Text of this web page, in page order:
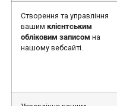
Створення та управління
вашим клієнтським
обліковим записом на
нашому вебсайті.